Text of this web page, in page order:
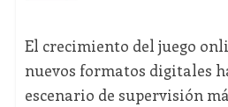
El crecimiento del juego
nuevos formatos digitales
escenario de supervisión